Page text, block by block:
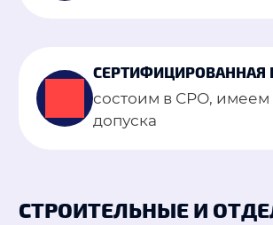
СЕРТИФИЦИРОВАННАЯ
состоим в СРО, имеем
допуска
СТРОИТЕЛЬНЫЕ И